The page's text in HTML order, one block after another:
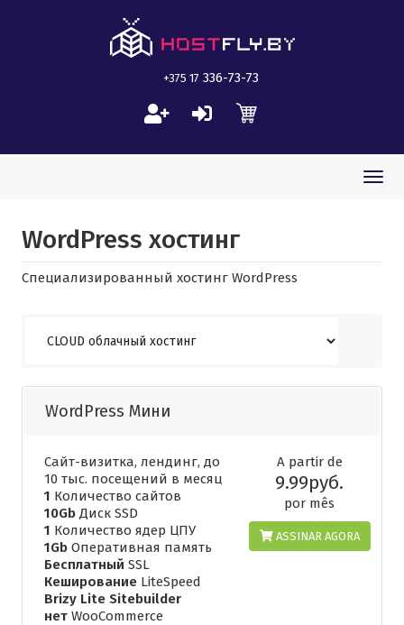
+375 17 336-73-73
WordPress хостинг
Специализированный хостинг WordPress
WordPress Мини
Сайт-визитка, лендинг, до
10 тыс. посещений в месяц
1 Количество сайтов
10Gb Диск SSD
1 Количество ядер ЦПУ
1Gb Оперативная память
Бесплатный SSL
Кеширование LiteSpeed
Brizy Lite Sitebuilder
нет WooCommerce
A partir de
9.99руб.
por mês
ASSINAR AGORA